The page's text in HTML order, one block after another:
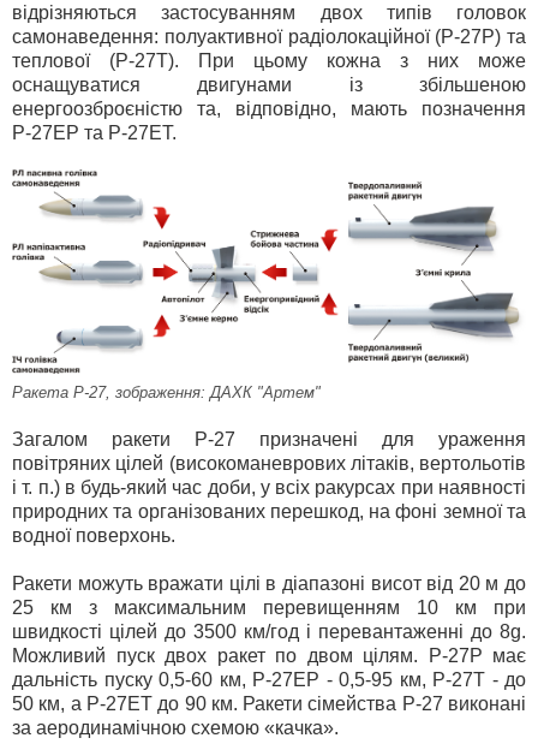
відрізняються застосуванням двох типів головок
самонаведення: полуактивної радіолокаційної (Р-27Р) та
теплової (Р-27Т). При цьому кожна з них може
оснащуватися двигунами із збільшеною
енергоозброєністю та, відповідно, мають позначення
Р-27ЕР та Р-27ЕТ.
Ракета Р-27, зображення: ДАХК "Артем"
Загалом ракети Р-27 призначені для ураження
повітряних цілей (високоманеврових літаків, вертольотів
і т. п.) в будь-який час доби, у всіх ракурсах при наявності
природних та організованих перешкод, на фоні земної та
водної поверхонь.
Ракети можуть вражати цілі в діапазоні висот від 20 м до
25 км з максимальним перевищенням 10 км при
швидкості цілей до 3500 км/год і перевантаженні до 8g.
Можливий пуск двох ракет по двом цілям. Р-27Р має
дальність пуску 0,5-60 км, Р-27ЕР - 0,5-95 км, Р-27Т - до
50 км, а Р-27ЕТ до 90 км. Ракети сімейства Р-27 виконані
за аеродинамічною схемою «качка».